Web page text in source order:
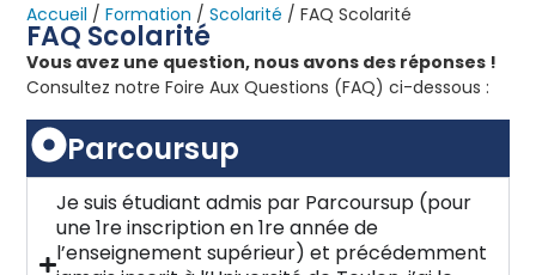
Accueil /Formation /Scolarité /FAQ Scolarité
FAQ Scolarité
Vous avez une question, nous avons des réponses !
Consultez notre Foire Aux Questions (FAQ) ci-dessous :
Parcoursup
Je suis étudiant admis par Parcoursup (pour
une 1re inscription en 1re année de
l’enseignement supérieur) et précédemment